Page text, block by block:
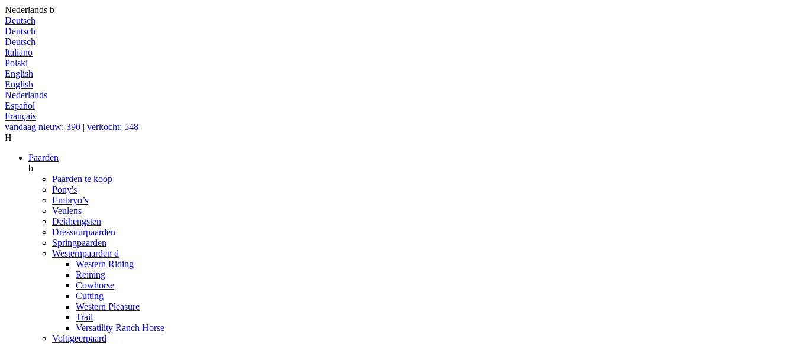
Nederlands b
Deutsch
Deutsch
Deutsch
Italiano
Polski
English
English
Nederlands
Español
Français
vandaag nieuw: 390 | verkocht: 548
H
Paarden
b
Paarden te koop
Pony's
Embryo’s
Veulens
Dekhengsten
Dressuurpaarden
Springpaarden
Westernpaarden d
Western Riding
Reining
Cowhorse
Cutting
Western Pleasure
Trail
Versatility Ranch Horse
Voltigeerpaard